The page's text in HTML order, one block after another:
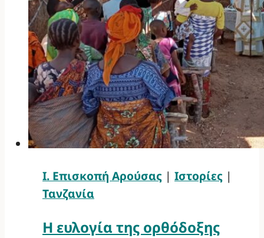
Ι. Επισκοπή Αρούσας | Ιστορίες |
Τανζανία
Η ευλογία της ορθόδοξης